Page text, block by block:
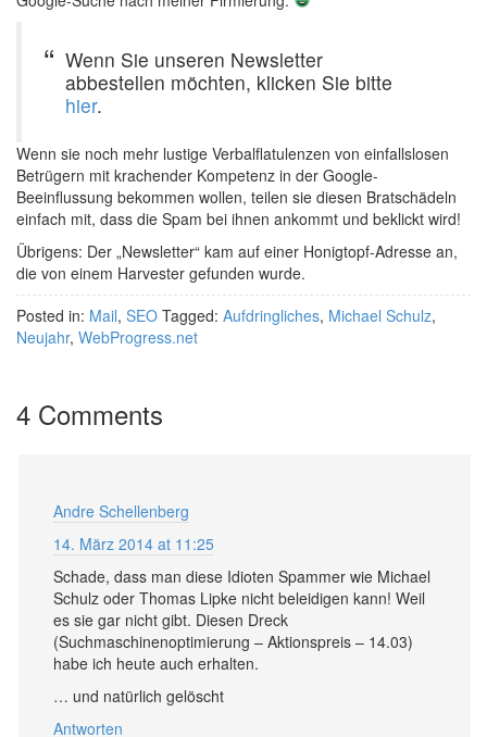
Wenn Sie unseren Newsletter
abbestellen möchten, klicken Sie bitte
hier.
Wenn sie noch mehr lustige Verbalflatulenzen von einfallslosen
Betrügern mit krachender Kompetenz in der Google-
Beeinflussung bekommen wollen, teilen sie diesen Bratschädeln
einfach mit, dass die Spam bei ihnen ankommt und beklickt wird!
Übrigens: Der „Newsletter“ kam auf einer Honigtopf-Adresse an,
die von einem Harvester gefunden wurde.
Posted in: Mail, SEO Tagged: Aufdringliches, Michael Schulz,
Neujahr, WebProgress.net
4 Comments
Andre Schellenberg
14. März 2014 at 11:25
Schade, dass man diese Idioten Spammer wie Michael
Schulz oder Thomas Lipke nicht beleidigen kann! Weil
es sie gar nicht gibt. Diesen Dreck
(Suchmaschinenoptimierung – Aktionspreis – 14.03)
habe ich heute auch erhalten.
… und natürlich gelöscht
Antworten